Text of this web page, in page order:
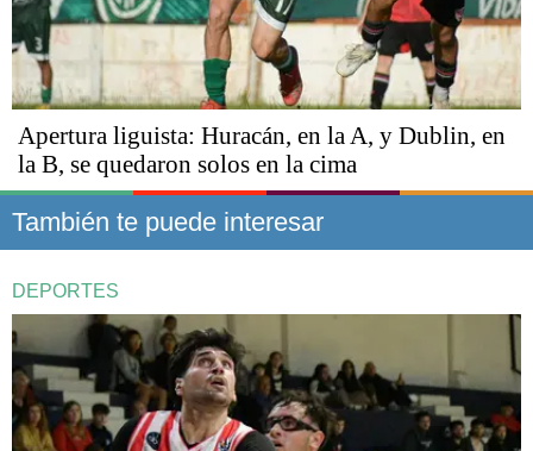
Apertura liguista: Huracán, en la A, y Dublin, en
la B, se quedaron solos en la cima
También te puede interesar
DEPORTES